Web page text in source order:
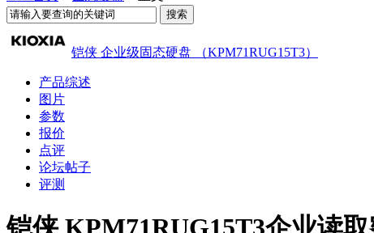
铠侠 企业级固态硬盘 （KPM71RUG15T3）
产品综述
图片
参数
报价
点评
论坛帖子
评测